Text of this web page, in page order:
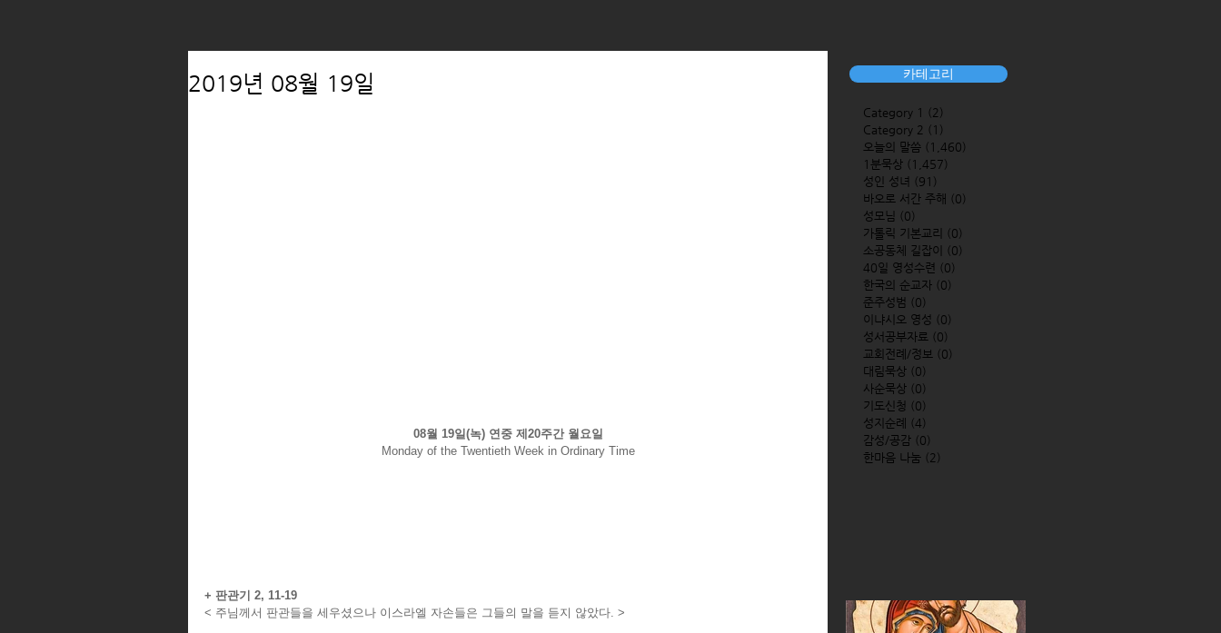
카테고리
Category 1 (2)
Category 2 (1)
오늘의 말씀 (1,460)
1분묵상 (1,457)
성인 성녀 (91)
바오로 서간 주해 (0)
성모님 (0)
가톨릭 기본교리 (0)
소공동체 길잡이
(0)
40일 영성수련 (0)
한국의 순교자 (0)
준주성범 (0)
이냐시오 영성 (0)
성서공부자료 (0)
교회전례/정보 (0)
대림묵상 (0)
사순묵상 (0)
기도신청 (0)
성지순례
(4)
감성/공감 (0)
한마음 나눔 (2)
2019년 08월 19일
08월 19일(녹) 연중 제20주간 월요일
Monday of the Twentieth Week in Ordinary Time
+ 판관기 2, 11-19
< 주님께서 판관들을 세우셨으나 이스라엘 자손들은 그들의 말을 듣지 않았다. >